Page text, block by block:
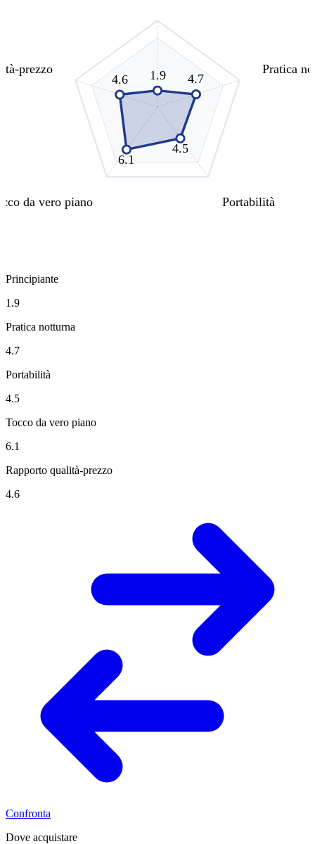
1.9 4.7
4.5
6.1
4.6
Pratica
Portabilità
da vero piano
prezzo
Principiante
1.9
Pratica notturna
4.7
Portabilità
4.5
Tocco da vero piano
6.1
Rapporto qualità-prezzo
4.6
Confronta
Dove acquistare